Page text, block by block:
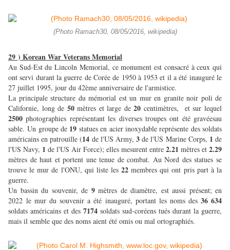
(Photo Ramach30, 08/05/2016, wikipedia)
29 ) Korean War Veterans Memorial
Au Sud-Est du Lincoln Memorial, ce monument est consacré à ceux qui
ont servi durant la guerre de Corée de 1950 à 1953 et il a été inauguré le
27 juillet 1995, jour du 42ème anniversaire de l'armistice.
La principale structure du mémorial est un mur en granite noir poli de
Californie, long de 50mètres et large de20 centimètres, et sur lequel
2500photographies représentant les diverses troupes ont été gravéesau
sable. Un groupe de 19 statues en acier inoxydable représente des soldats
américains en patrouille (14 de l'US Army,3de l'US Marine Corps, 1 de
l'US Navy, 1 de l'US Air Force); elles mesurent entre 2.21 mètres et 2.29
mètres de haut et portent une tenue de combat. Au Nord des statues se
trouve le mur de l'ONU, qui liste les22membres qui ont pris part à la
guerre.
Un bassin du souvenir, de 9 mètres de diamètre, est aussi présent; en
2022 le mur du souvenir a été inauguré, portant les noms des 36 634
soldats américains et des 7174 soldats sud-coréens tués durant la guerre,
mais il semble que des noms aient été omis ou mal ortographiés.